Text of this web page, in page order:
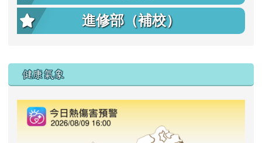
進修部（補校）
右邊區域內容
健康氣象